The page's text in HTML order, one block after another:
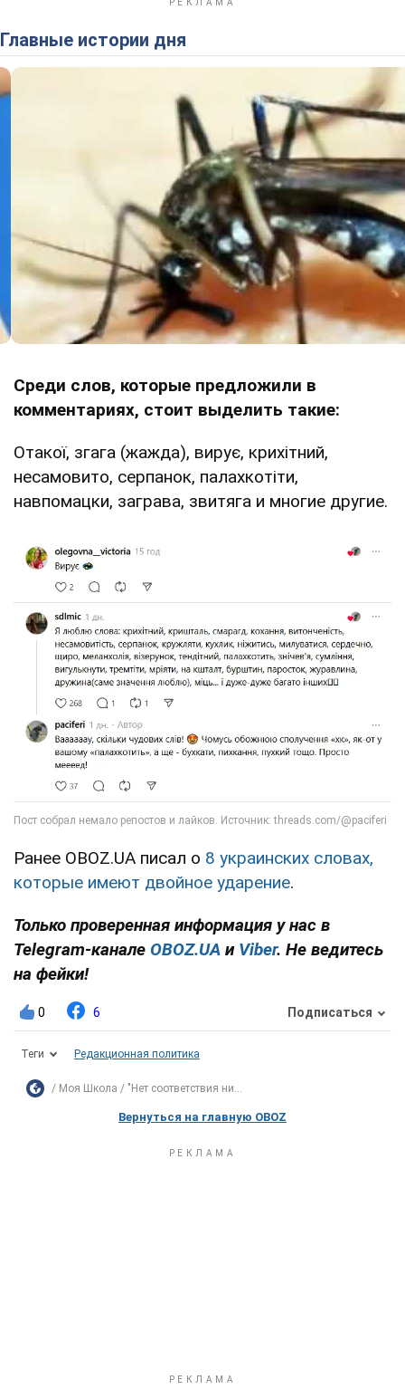
Главные истории дня
Среди слов, которые предложили в
комментариях, стоит выделить такие:
Отакої, згага (жажда), вирує, крихітний,
несамовито, серпанок, палахкотіти,
навпомацки, заграва, звитяга и многие другие.
Ранее OBOZ.UA писал о 8 украинских словах,
которые имеют двойное ударение.
Только проверенная информация у нас в
Telegram-канале OBOZ.UA и Viber. Не ведитесь
на фейки!
0 6 Подписаться
Теги Редакционная политика
Моя Школа "Нет соответствия ни...
Вернуться на главную OBOZ